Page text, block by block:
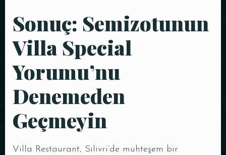
Sonuç: Semizotunun
Villa Special
Yorumu’nu
Denemeden
Geçmeyin
Villa Restaurant, Silivri’de muhteşem bir